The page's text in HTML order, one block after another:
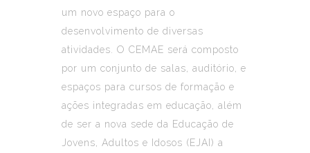
um novo espaço para o
desenvolvimento de diversas
atividades. O CEMAE será composto
por um conjunto de salas, auditório, e
espaços para cursos de formação e
ações integradas em educação, além
de ser a nova sede da Educação de
Jovens, Adultos e Idosos (EJAI) a